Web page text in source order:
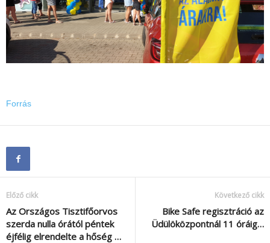
Forrás
Előző cikk
Az Országos Tisztifőorvos
szerda nulla órától péntek
éjfélig elrendelte a hőség …
Következő cikk
Bike Safe regisztráció az
Üdülöközpontnál 11 óráig…